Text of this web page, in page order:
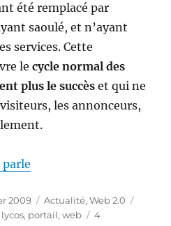
été remplacé par
saoulé, et n’ayant
services. Cette
lecycle normal des
plus le succès et qui ne
les annonceurs,
2009 Catégories
Actualité,Web 2.0
lycos, portail,web
4